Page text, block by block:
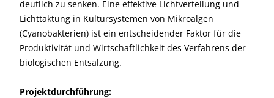
deutlich zu senken. Eine effektive Lichtverteilung und
Lichttaktung in Kultursystemen von Mikroalgen
(Cyanobakterien) ist ein entscheidender Faktor für die
Produktivität und Wirtschaftlichkeit des Verfahrens der
biologischen Entsalzung.
Projektdurchführung: